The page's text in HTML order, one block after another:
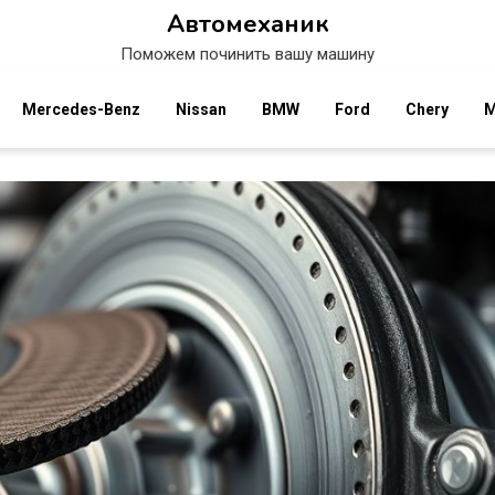
Автомеханик
Поможем починить вашу машину
Mercedes-Benz Nissan BMW Ford Chery